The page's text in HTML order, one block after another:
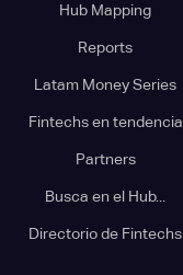
Hub Mapping
Reports
Latam Money Series
Fintechs en tendencia
Partners
Busca en el Hub...
Directorio de Fintechs